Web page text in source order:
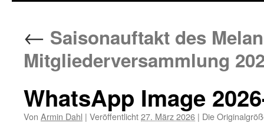
← Saisonauftakt des
Mitgliederversammlung
WhatsApp Image
Von Armin Dahl | Veröffentlicht27. März 2026 | Die